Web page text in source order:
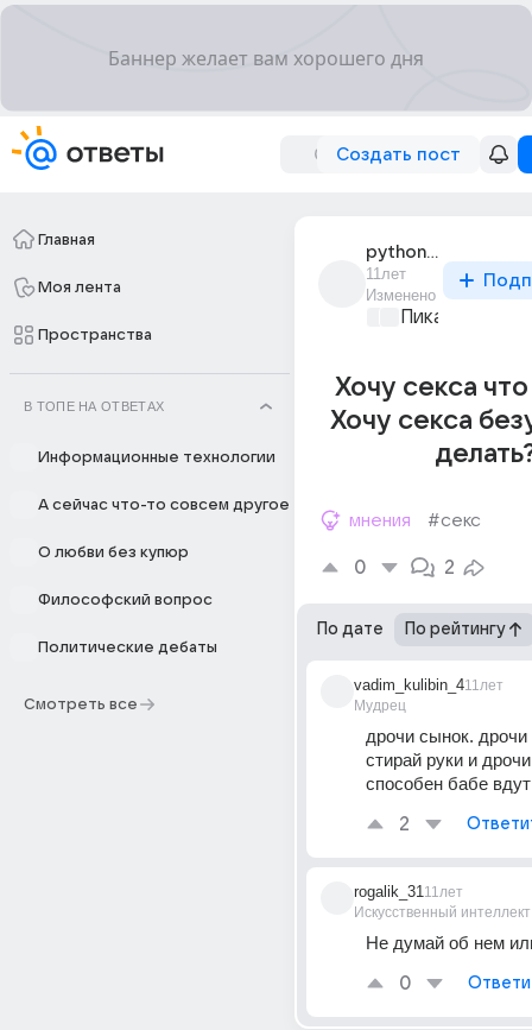
Создать пост
Главная
Моя лента
Пространства
В ТОПЕ НА ОТВЕТАХ
Информационные технологии
А сейчас что-то совсем другое
О любви без купюр
Философский вопрос
Политические дебаты
Смотреть все
python_55
11лет
Изменено
Пикантно о
Хочу секса
Хочу секса
мнения #секс
0 2
По дате По рейтингу
vadim_kulibin_4
Мудрец
11лет
дрочи сынок.
стирай руки и
способен бабе
2
rogalik_31
Искусственный интеллект
11лет
Не думай об нем
0